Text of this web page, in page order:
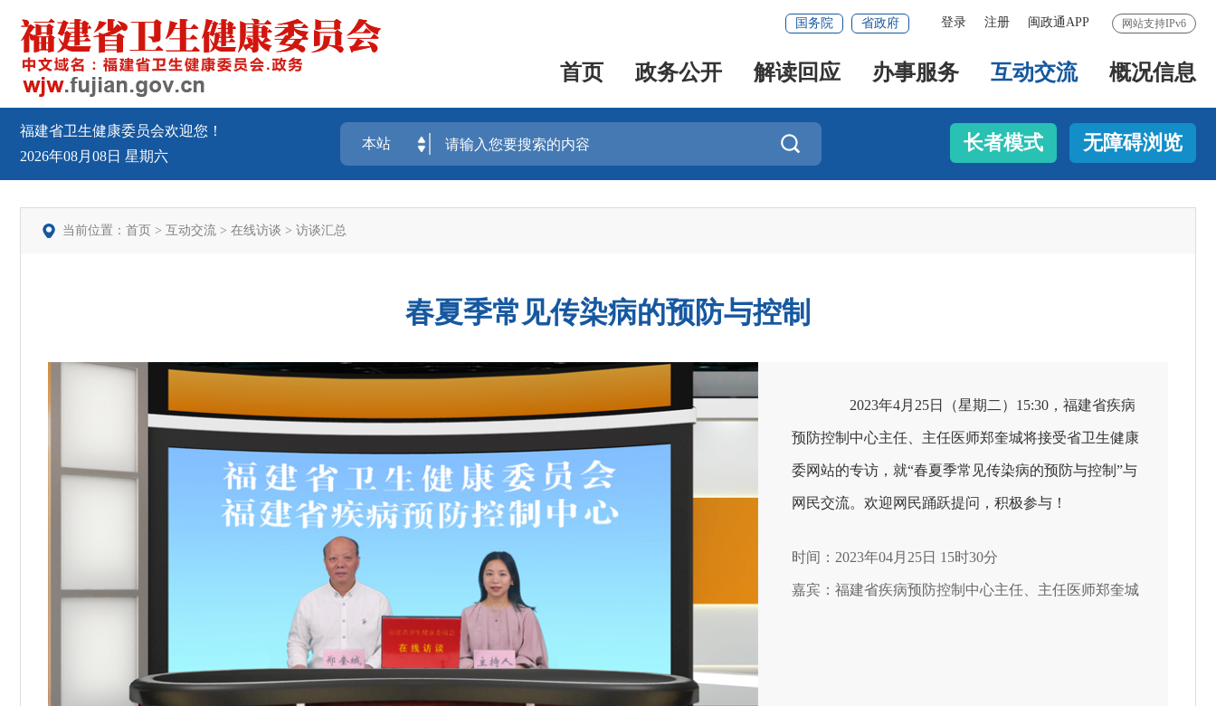
网站支持IPv6
登录 注册 闽政通APP
国务院 省政府
首页 政务公开 解读回应 办事服务 互动交流 概况信息
福建省卫生健康委员会欢迎您！
2026年08月08日 星期六
 长者模式 无障碍浏览
当前位置： 首页 > 互动交流 > 在线访谈 > 访谈汇总
春夏季常见传染病的预防与控制
2023年4月25日（星期二）15:30，福建省疾病
预防控制中心主任、主任医师郑奎城将接受省卫生健康
委网站的专访，就“春夏季常见传染病的预防与控制”与
网民交流。欢迎网民踊跃提问，积极参与！
时间：2023年04月25日 15时30分
嘉宾：福建省疾病预防控制中心主任、主任医师郑奎城